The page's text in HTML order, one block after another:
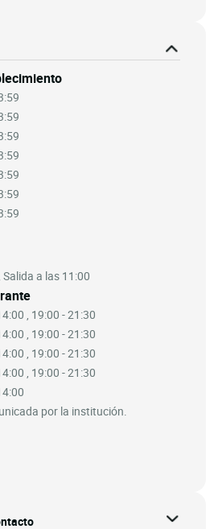
a las 11:00
, 19:00 - 21:30
, 19:00 - 21:30
, 19:00 - 21:30
, 19:00 - 21:30
por la institución.